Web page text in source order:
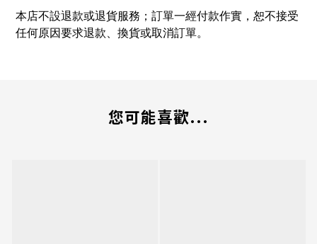
本店不設退款或退貨服務；訂單一經付款作實，恕不接受
任何原因要求退款、換貨或取消訂單。
您可能喜歡...